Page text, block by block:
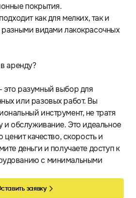
покрытия.
как для мелких, так и
разными видами лакокрасочных
аренду?
разумный выбор для
или разовых работ. Вы
инструмент, не тратя
и обслуживание. Это идеальное
ценит качество, скорость и
деньги и получаете доступ к
с минимальными
заявку